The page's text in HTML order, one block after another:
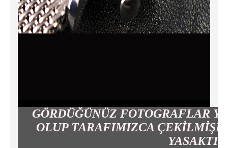
GÖRDÜĞÜNÜZ FOTOGRAFLAR
OLUP TARAFIMIZCA
YASAKTIR